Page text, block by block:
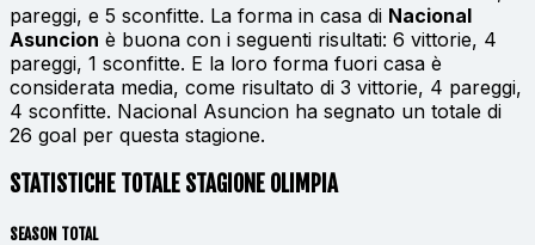
pareggi, e 5 sconfitte. La forma in casa di Nacional
Asuncion è buona con i seguenti risultati: 6 vittorie, 4
pareggi, 1 sconfitte. E la loro forma fuori casa è
considerata media, come risultato di 3 vittorie, 4 pareggi,
4 sconfitte. Nacional Asuncion ha segnato un totale di
26 goal per questa stagione.
STATISTICHE TOTALE STAGIONE OLIMPIA
SEASON TOTAL